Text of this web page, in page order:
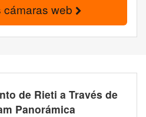
cámaras web
de Rieti a Través de
Panorámica